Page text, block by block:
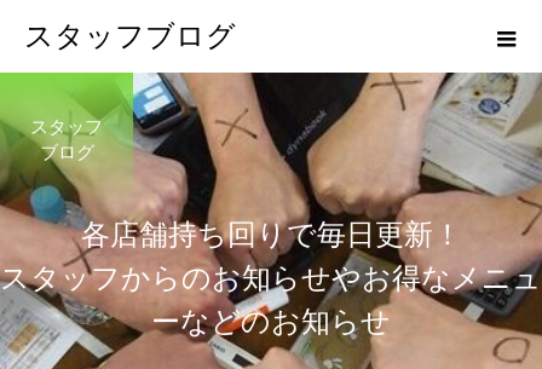
スタッフブログ
スタッフ
ブログ
各店舗持ち回りで毎日 更新 ！
スタッフからのお知らせやお得なメニュ
ーなどのお知らせ